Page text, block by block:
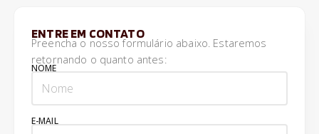
ENTRE EM CONTATO
Preencha o nosso formulário abaixo. Estaremos
retornando o quanto antes:
NOME
E-MAIL